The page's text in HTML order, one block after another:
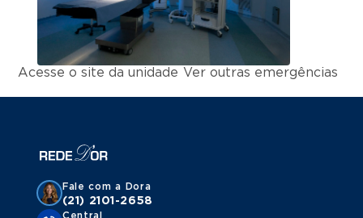
Acesse o site da unidade Ver outras emergências
Fale com a Dora
(21) 2101-2658
Central